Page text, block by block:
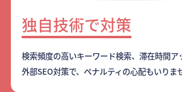
独自技術で対策
検索頻度の高いキーワード検索、滞在時間ア
外部SEO対策で、ペナルティの心配もいりま